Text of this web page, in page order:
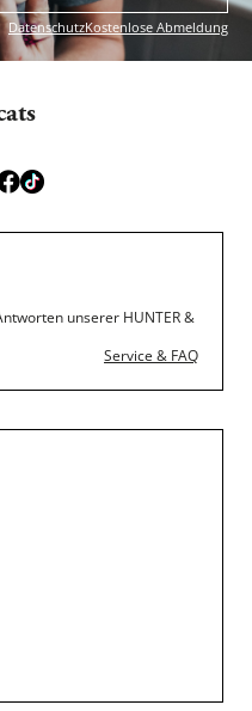
DatenschutzKostenlose Abmeldung
unserer HUNTER &
Service & FAQ